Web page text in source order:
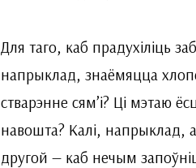
Для таго, каб прадухіліць
напрыклад, знаёмяцца
стварэнне сям’і? Ці мэтаю
навошта? Калі, напрыклад,
другой — каб нечым